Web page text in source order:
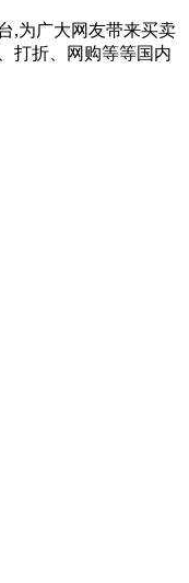
,为广大网友带来买卖
打折、网购等等国内